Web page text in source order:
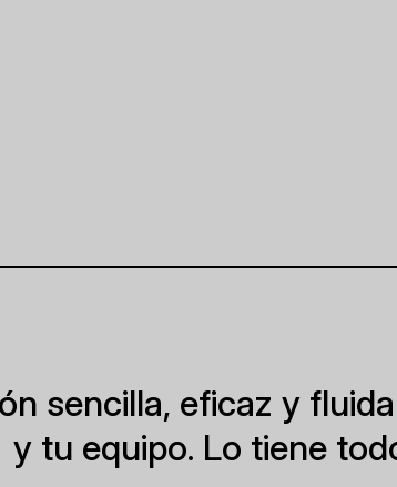
sencilla, eficaz y
y tu equipo. Lo tiene